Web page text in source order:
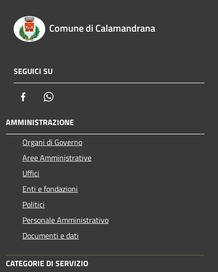
Comune di Calamandrana
SEGUICI SU
Facebook
AMMINISTRAZIONE
Organi di Governo
Aree Amministrative
Uffici
Enti e fondazioni
Politici
Personale Amministrativo
Documenti e dati
CATEGORIE DI SERVIZIO